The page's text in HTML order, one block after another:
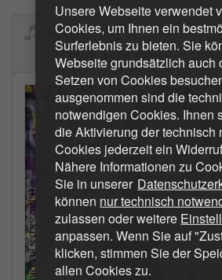
Unsere Webseite verwendet
Cookies, um Ihnen ein
Surferlebnis zu bieten. Sie
Webseite grundsätzlich auch
Setzen von Cookies
ausgenommen sind die
notwendigen Cookies. Ihnen
die Aktivierung der technisch
Cookies jederzeit ein
Nähere Informationen zu
Sie in unserer
können nur technisch
zulassen oder weitere
anpassen. Wenn Sie auf
klicken, stimmen Sie der
allen Cookies zu.
SÜDWIND
Wir Leben Leidenschaft